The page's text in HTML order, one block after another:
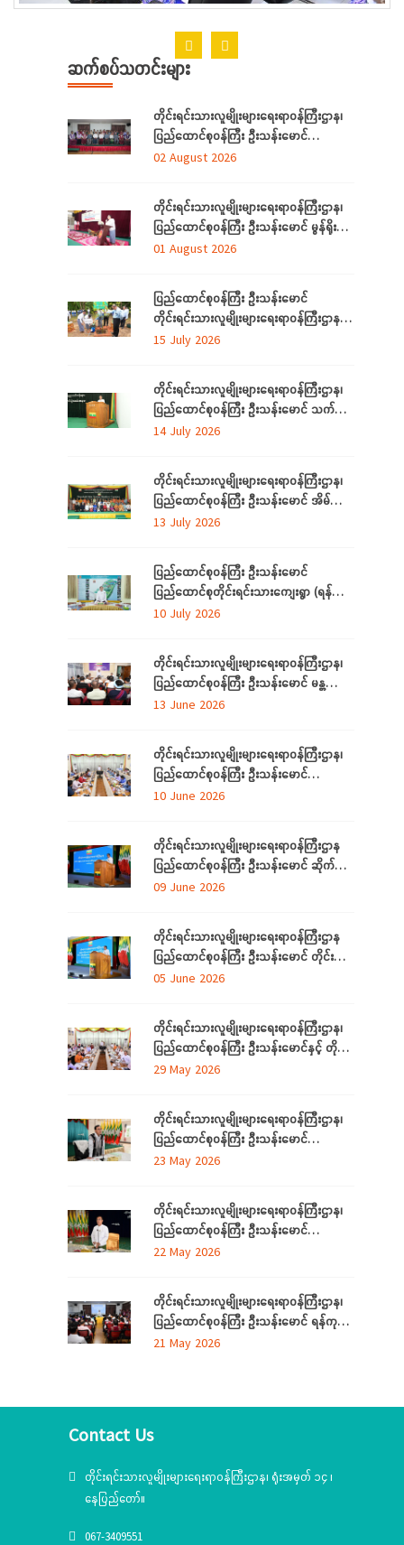
ဆက်စပ်သတင်းများ
တိုင်းရင်းသားလူမျိုးများရေးရာဝန်ကြီးဌာန၊
ပြည်ထောင်စုဝန်ကြီး ဦးသန်းမောင်
ရန်ကုန်တိုင်းဒေသကြီးအတွင်းရှိ
နှင့် တွေ့ဆုံ
02 August 2026
တိုင်းရင်းသားလူမျိုးများရေးရာဝန်ကြီးဌာန၊
ပြည်ထောင်စုဝန်ကြီး ဦးသန်းမောင် မွန်ရိုးရာ
ဝတ်စုံချုပ်လုပ်နည်းသင်တန်းဆင်းပွဲ
01 August 2026
ပြည်ထောင်စုဝန်ကြီး ဦးသန်းမောင်
တိုင်းရင်းသားလူမျိုးများရေးရာဝန်ကြီးဌာန မိုး
ရာသီသစ်ပင်စိုက်ပျိုးပွဲ အခမ်းအနားတက်
15 July 2026
တိုင်းရင်းသားလူမျိုးများရေးရာဝန်ကြီးဌာန၊
ပြည်ထောင်စုဝန်ကြီး ဦးသန်းမောင် သက်မွေး
ပညာသင်တန်းများ သင်တန်းဆင်းပွဲ
14 July 2026
တိုင်းရင်းသားလူမျိုးများရေးရာဝန်ကြီးဌာန၊
ပြည်ထောင်စုဝန်ကြီး ဦးသန်းမောင် အိမ်သုံး
ဆိုလာများ လွှဲပြောင်းထောက်ပံ့ပေးခြင်း
13 July 2026
ပြည်ထောင်စုဝန်ကြီး ဦးသန်းမောင်
ပြည်ထောင်စုတိုင်းရင်းသားကျေးရွာ (ရန်ကုန်)
အဆင့်မြှင့်တင်လုပ်ငန်းဆောင်ရွက်မှုများအား
10 July 2026
တိုင်းရင်းသားလူမျိုးများရေးရာဝန်ကြီးဌာန၊
ပြည်ထောင်စုဝန်ကြီး ဦးသန်းမောင် မန္တလေး
တိုင်းဒေသကြီးအတွင်းရှိ တိုင်းရင်းသားစာပေ
ဆွေးနွေး
13 June 2026
တိုင်းရင်းသားလူမျိုးများရေးရာဝန်ကြီးဌာန၊
ပြည်ထောင်စုဝန်ကြီး ဦးသန်းမောင်
ပြည်ထောင်စုနယ်မြေ နေပြည်တော်အတွင်းရှိ
အသင်းအဖွဲ့များနှင့် တွေ့ဆုံဆွေးနွေး
10 June 2026
တိုင်းရင်းသားလူမျိုးများရေးရာဝန်ကြီးဌာန
ပြည်ထောင်စုဝန်ကြီး ဦးသန်းမောင် ဆိုက်ဘာ
လုံခြုံရေး (Cyber Security) ဆိုင်ရာ
ရောက်
09 June 2026
တိုင်းရင်းသားလူမျိုးများရေးရာဝန်ကြီးဌာန
ပြည်ထောင်စုဝန်ကြီး ဦးသန်းမောင် တိုင်း
ဒေသကြီးနှင့် ပြည်နယ်များမှ
တိုင်းရင်းသားစာပေနှင့် ယဉ်ကျေးမှု
အသင်းအဖွဲ့ ကိုယ်စားလှယ်များအား တည်
ခင်းဧည့်ခံသည့် ဂုဏ်ပြုညစာစားပွဲသို့တက်
ရောက်
05 June 2026
တိုင်းရင်းသားလူမျိုးများရေးရာဝန်ကြီးဌာန၊
ပြည်ထောင်စုဝန်ကြီး ဦးသန်းမောင်နှင့် တိုင်း
ဒေသကြီးနှင့်ပြည်နယ် တိုင်းရင်းသား
အစည်းအဝေး ကျင်းပ
29 May 2026
တိုင်းရင်းသားလူမျိုးများရေးရာဝန်ကြီးဌာန၊
ပြည်ထောင်စုဝန်ကြီး ဦးသန်းမောင်
ကရင်ပြည်နယ် အတွင်းရှိ တိုင်းရင်းသား
တွေ့ဆုံဆွေးနွေး၊ ဝန်ထမ်းများနှင့်တွေ့ဆုံအမှာ
စကားပြောကြား
23 May 2026
တိုင်းရင်းသားလူမျိုးများရေးရာဝန်ကြီးဌာန၊
ပြည်ထောင်စုဝန်ကြီး ဦးသန်းမောင်
မွန်ပြည်နယ် အတွင်းရှိ တိုင်းရင်းသားစာပေ
ဆွေးနွေး၊ တိုင်းရင်းသားယဉ်ကျေးမှုစင်တာသို့
သွားရောက်ကြည့်ရှုစစ်ဆေး
22 May 2026
တိုင်းရင်းသားလူမျိုးများရေးရာဝန်ကြီးဌာန၊
ပြည်ထောင်စုဝန်ကြီး ဦးသန်းမောင် ရန်ကုန်
တိုင်းဒေသကြီးအတွင်းရှိ တိုင်းရင်းသားစာပေ
21 May 2026
Contact Us
တိုင်းရင်းသားလူမျိုးများရေးရာဝန်ကြီးဌာန၊ ရုံးအမှတ် ၁၄ ၊
နေပြည်တော်။
067-3409551